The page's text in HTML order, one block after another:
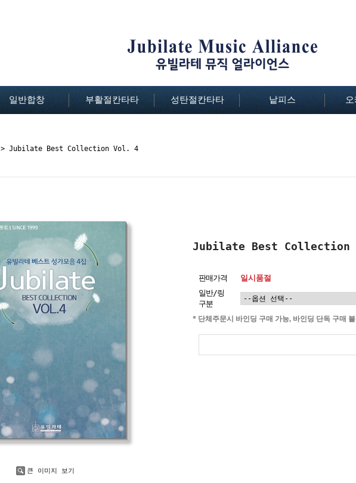
일반합창 부활절칸타타 성탄절칸타타 낱피스
> Jubilate Best Collection Vol. 4
큰 이미지 보기
Jubilate Best
판매가격
일시품절
일반/링
구분
* 단체주문시 바인딩 구매 가능, 바인딩 단독 구매